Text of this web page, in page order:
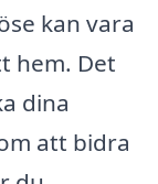
kan vara
hem. Det
dina
att bidra